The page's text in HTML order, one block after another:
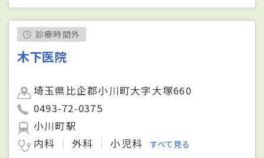
診療時間外
木下医院
埼玉県比企郡小川町大字大塚660
0493-72-0375
小川町駅
内科
外科 小児科 すべて見る